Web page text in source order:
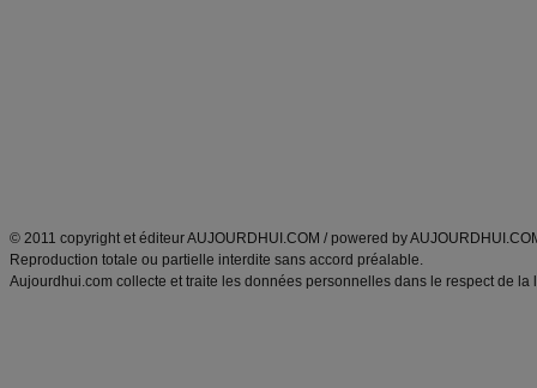
© 2011 copyright et éditeur AUJOURDHUI.COM / powered by
Reproduction totale ou partielle interdite sans accord préalable.
Aujourdhui.com collecte et traite les données personnelles dans le respect de